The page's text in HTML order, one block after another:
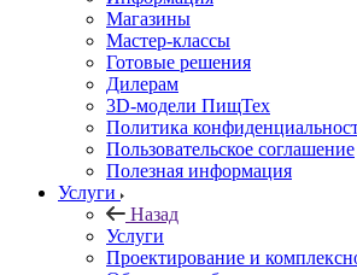
Магазины
Мастер-классы
Готовые решения
Дилерам
3D-модели ПищТех
Политика
Пользовательское соглашение
Полезная информация
Услуги
Назад
Услуги
Проектирование и